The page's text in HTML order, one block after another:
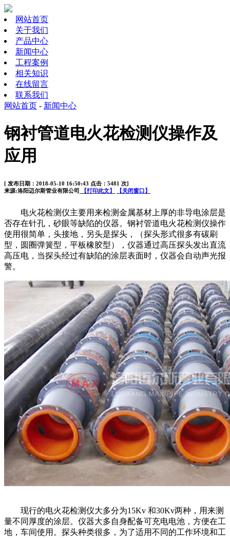
网站首页
关于我们
产品中心
新闻中心
工程案例
相关知识
在线留言
联系我们
网站首页 - 新闻中心
钢衬管道电火花检测仪操作及
应用
[ 发布日期：2018-05-10 16:50:43 点击：5481 次]
来源:洛阳迈尔斯管业有限公司
【打印此文】 【关闭窗口】
电火花检测仪主要用来检测金属基材上厚的非导电涂层是
否存在针孔，砂眼等缺陷的仪器。钢衬管道电火花检测仪操作
使用很简单，头接地，另头是探头，（探头形式很多有碳刷
型，圆圈弹簧型，平板橡胶型），仪器通过高压探头发出直流
高压电，当探头经过有缺陷的涂层表面时，仪器会自动声光报
警。
现行的电火花检测仪大多分为15Kv 和30Kv两种，用来测
量不同厚度的涂层。仪器大多自身配备可充电电池，方便在工
地，车间使用。探头种类很多，为了适用不同的工作环境和工